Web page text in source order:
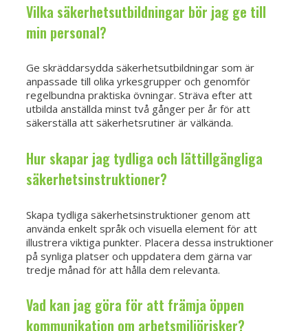
Vilka säkerhetsutbildningar bör jag ge till
min personal?
Ge skräddarsydda säkerhetsutbildningar som är
anpassade till olika yrkesgrupper och genomför
regelbundna praktiska övningar. Sträva efter att
utbilda anställda minst två gånger per år för att
säkerställa att säkerhetsrutiner är välkända.
Hur skapar jag tydliga och lättillgängliga
säkerhetsinstruktioner?
Skapa tydliga säkerhetsinstruktioner genom att
använda enkelt språk och visuella element för att
illustrera viktiga punkter. Placera dessa instruktioner
på synliga platser och uppdatera dem gärna var
tredje månad för att hålla dem relevanta.
Vad kan jag göra för att främja öppen
kommunikation om arbetsmiljörisker?